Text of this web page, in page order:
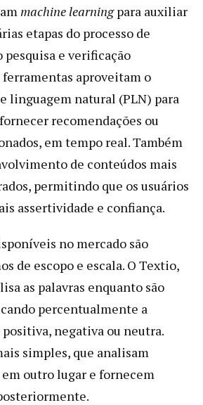
machine learningpara auxiliar
etapas do processo de
e verificação
ferramentas aproveitam o
linguagem natural (PLN) para
recomendações ou
em tempo real. Também
de conteúdos mais
permitindo que os usuários
assertividade e confiança.
no mercado são
de escopo e escala. O Textio,
as palavras enquanto são
percentualmente a
negativa ou neutra.
simples, que analisam
outro lugar e fornecem